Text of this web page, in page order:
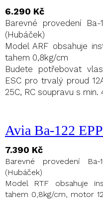
6.290 Kč
Barevné provedení Ba-
(Hubáček)
Model ARF obsahuje
tahem 0,8kg/cm
Budete potřebovat
ESC pro trvalý proud
25C, RC soupravu s min.
Avia Ba-122
7.390 Kč
Barevné provedení Ba-
(Hubáček)
Model RTF obsahuje
tahem 0,8kg/cm, motor